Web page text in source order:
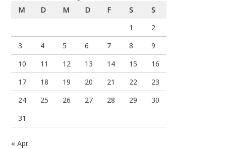
M
D M D F S
S
1
2
3
4 5 6 7 8
9
10
11 12 13 14 15
16
17
18 19 20 21 22
23
24
25 26 27 28 29
30
31
« Apr.